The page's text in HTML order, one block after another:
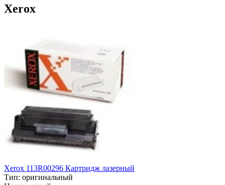
Xerox
Xerox 113R00296 Картридж лазерный
Тип: оригинальный